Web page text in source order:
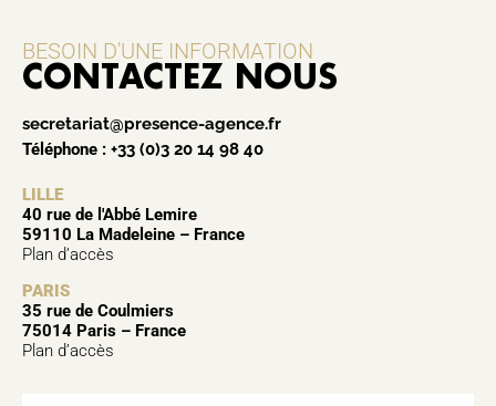
BESOIN D'UNE INFORMATION
CONTACTEZ NOUS
secretariat@presence-agence.fr
Téléphone : +33 (0)3 20 14 98 40
LILLE
40 rue de l'Abbé Lemire
59110 La Madeleine – France
Plan d’accès
PARIS
35 rue de Coulmiers
75014 Paris – France
Plan d’accès